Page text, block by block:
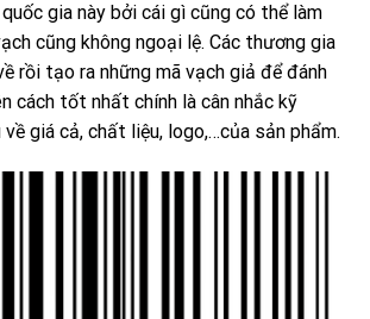
gia này bởi cái gì cũng có thể làm
cũng không ngoại lệ. Các thương gia
rồi tạo ra những mã vạch giả để đánh
cách tốt nhất chính là cân nhắc kỹ
giá cả, chất liệu, logo,…của sản phẩm.